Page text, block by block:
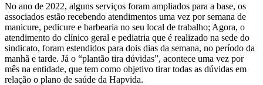
No ano de 2022, alguns serviços foram ampliados para a base, os
associados estão recebendo atendimentos uma vez por semana de
manicure, pedicure e barbearia no seu local de trabalho; Agora, o
atendimento do clínico geral e pediatria que é realizado na sede do
sindicato, foram estendidos para dois dias da semana, no período da
manhã e tarde. Já o “plantão tira dúvidas”, acontece uma vez por
mês na entidade, que tem como objetivo tirar todas as dúvidas em
relação o plano de saúde da Hapvida.